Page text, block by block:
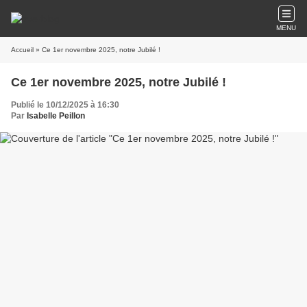
MENU
Accueil » Ce 1er novembre 2025, notre Jubilé !
Ce 1er novembre 2025, notre Jubilé !
Publié le 10/12/2025 à 16:30
Par Isabelle Peillon